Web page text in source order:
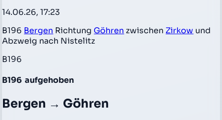
14.06.26, 17:23
B196 Bergen Richtung Göhren zwischen Zirkow und
Abzweig nach Nistelitz
B196
B196 aufgehoben
Bergen → Göhren